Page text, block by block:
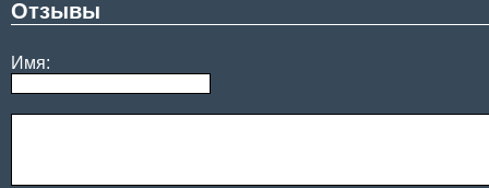
Отзывы
Имя: